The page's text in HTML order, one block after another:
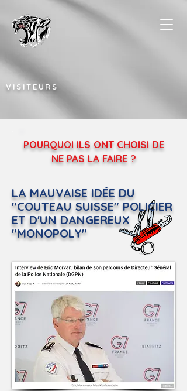
VISITEURS
POURQUOI ILS ONT CHOISI DE
NE PAS LA FAIRE ?
LA MAUVAISE IDÉE DU
"COUTEAU SUISSE" POLICIER
ET D'UN DANGEREUX
"MONOPOLY"